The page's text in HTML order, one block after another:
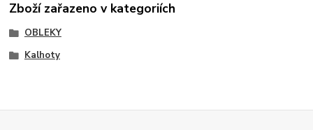
Zboží zařazeno v kategoriích
OBLEKY
Kalhoty